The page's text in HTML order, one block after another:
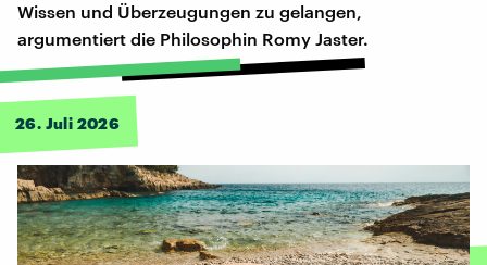
Wissen und Überzeugungen zu gelangen,
argumentiert die Philosophin Romy Jaster.
26. Juli 2026